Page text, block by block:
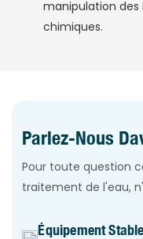
manipulation des
chimiques.
Parlez-Nous
Pour toute question
traitement de l'eau,
Équipement Stable